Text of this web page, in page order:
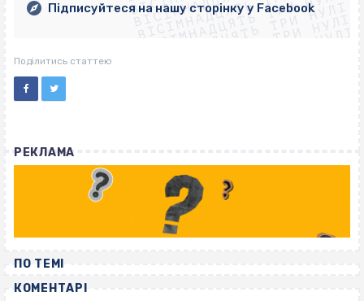
ВІСІМНАДЦЯТЬ ТРИ НУЛІ
ВІСІМНАДЦЯТЬ ТРИ НУЛІ
ВІСІМНАДЦЯТЬ ТРИ НУЛІ
ВІСІМНАДЦЯТЬ ТРИ НУЛІ
Підписуйтеся на нашу сторінку у Facebook
Поділитись статтею
РЕКЛАМА
ПО ТЕМІ
КОМЕНТАРІ